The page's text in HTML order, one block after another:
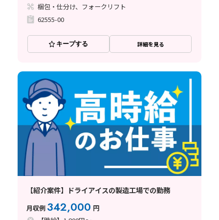
梱包・仕分け、フォークリフト
62555-00
キープする 詳細を見る
【紹介案件】ドライアイスの製造工場での勤務
月収例 342,000 円